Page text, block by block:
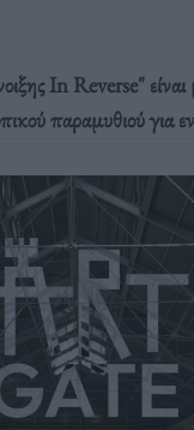
In Reverse" είναι
παραμυθιού για